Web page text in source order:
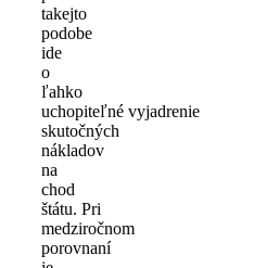
takejto
podobe
ide
o
ľahko
uchopiteľné vyjadrenie
skutočných
nákladov
na
chod
štátu. Pri
medziročnom
porovnaní